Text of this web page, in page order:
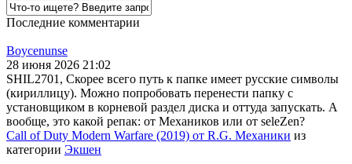
Последние комментарии
Boycenunse
28 июня 2026 21:02
SHIL2701, Скорее всего путь к папке имеет русские символы
(кириллицу). Можно попробовать перенести папку с
установщиком в корневой раздел диска и оттуда запускать. А
вообще, это какой репак: от Механиков или от seleZen?
Call of Duty Modern Warfare (2019) от R.G. Механики из
категории Экшен